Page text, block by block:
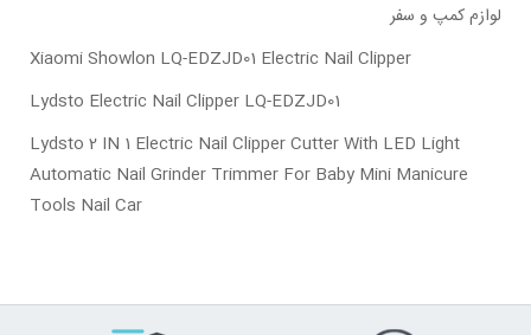
لوازم کمپ و سفر
Xiaomi Showlon LQ-EDZJD01 Electric Nail Clipper
Lydsto Electric Nail Clipper LQ-EDZJD01
Lydsto 2 IN 1 Electric Nail Clipper Cutter With LED Light
Automatic Nail Grinder Trimmer For Baby Mini Manicure
Tools Nail Car